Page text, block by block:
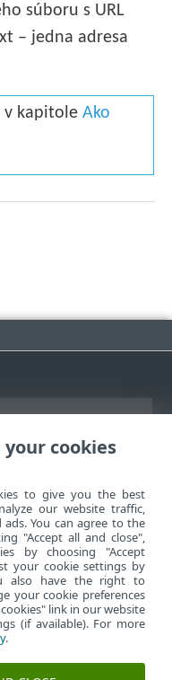
súboru s URL
– jedna adresa
v kapitoleAko
ESET
cookies
to give you the best
our website traffic,
You can agree to the
"Accept all and close",
by choosing "Accept
your cookie settings by
also have the right to
your cookie preferences
link in our website
(if available). For more
.